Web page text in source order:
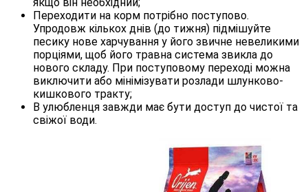
Переходити на корм потрібно поступово.
Упродовж кількох днів (до тижня) підмішуйте
песику нове харчування у його звичне невеликими
порціями, щоб його травна система звикла до
нового складу. При поступовому переході можна
виключити або мінімізувати розлади шлунково-
кишкового тракту;
В улюбленця завжди має бути доступ до чистої та
свіжої води.